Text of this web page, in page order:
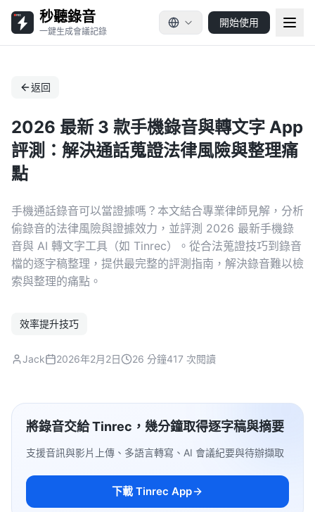
秒聽錄音
一鍵生成會議記錄
開始使用
返回
2026 最新 3 款手機錄音與轉文字 App
評測：解決通話蒐證法律風險與整理痛
點
手機通話錄音可以當證據嗎？本文結合專業律師見解，分析
偷錄音的法律風險與證據效力，並評測 2026 最新手機錄
音與 AI 轉文字工具（如 Tinrec）。從合法蒐證技巧到錄音
檔的逐字稿整理，提供最完整的評測指南，解決錄音難以檢
索與整理的痛點。
效率提升技巧
Jack 2026年2月2日 26 分鐘417 次閱讀
將錄音交給 Tinrec，幾分鐘取得逐字稿與摘要
支援音訊與影片上傳、多語言轉寫、AI 會議紀要與待辦擷取
下載 Tinrec App